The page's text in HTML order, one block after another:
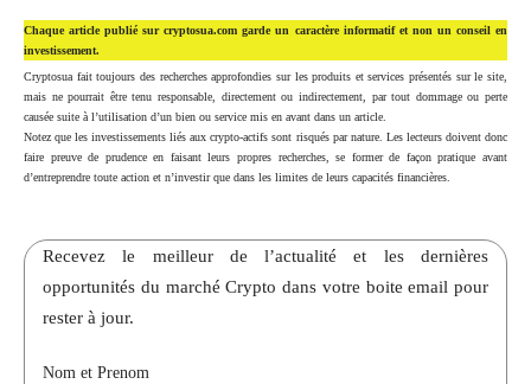
Chaque article publié sur cryptosua.com garde un caractère informatif et non un conseil en
investissement.
Cryptosua fait toujours des recherches approfondies sur les produits et services présentés sur le site,
mais ne pourrait être tenu responsable, directement ou indirectement, par tout dommage ou perte
causée suite à l’utilisation d’un bien ou service mis en avant dans un article.
Notez que les investissements liés aux crypto-actifs sont risqués par nature. Les lecteurs doivent donc
faire preuve de prudence en faisant leurs propres recherches, se former de façon pratique avant
d’entreprendre toute action et n’investir que dans les limites de leurs capacités financières.
Recevez le meilleur de l’actualité et les dernières
opportunités du marché Crypto dans votre boite email pour
rester à jour.
Nom et Prenom